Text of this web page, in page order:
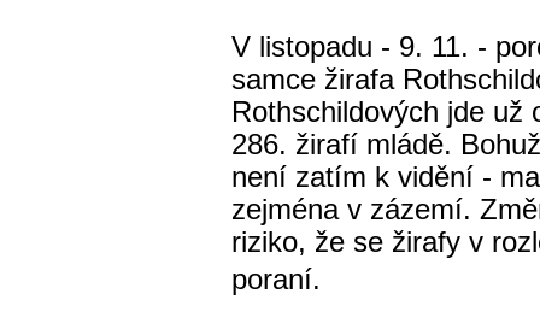
V listopadu - 9. 11. -
samce žirafa
Rothschildových jde už
286. žirafí mládě.
není zatím k vidění -
zejména v zázemí.
riziko, že se žirafy v
poraní.